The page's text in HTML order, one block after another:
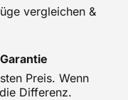
vergleichen &
Preis. Wenn
Differenz.